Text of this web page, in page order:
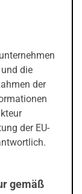
die
der
der EU-
gemäß